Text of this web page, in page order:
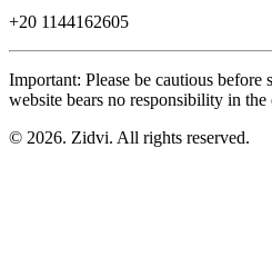
+20 1144162605
Important: Please be cautious before
website bears no responsibility in the
© 2026. Zidvi. All rights reserved.